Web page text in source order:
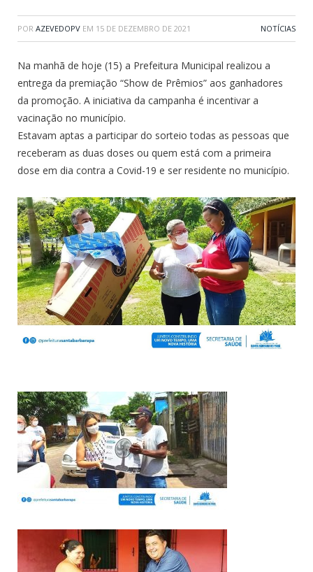
POR AZEVEDOPV EM 15 DE DEZEMBRO DE 2021 NOTÍCIAS
Na manhã de hoje (15) a Prefeitura Municipal realizou a
entrega da premiação “Show de Prêmios” aos ganhadores
da promoção. A iniciativa da campanha é incentivar a
vacinação no município.
Estavam aptas a participar do sorteio todas as pessoas que
receberam as duas doses ou quem está com a primeira
dose em dia contra a Covid-19 e ser residente no município.